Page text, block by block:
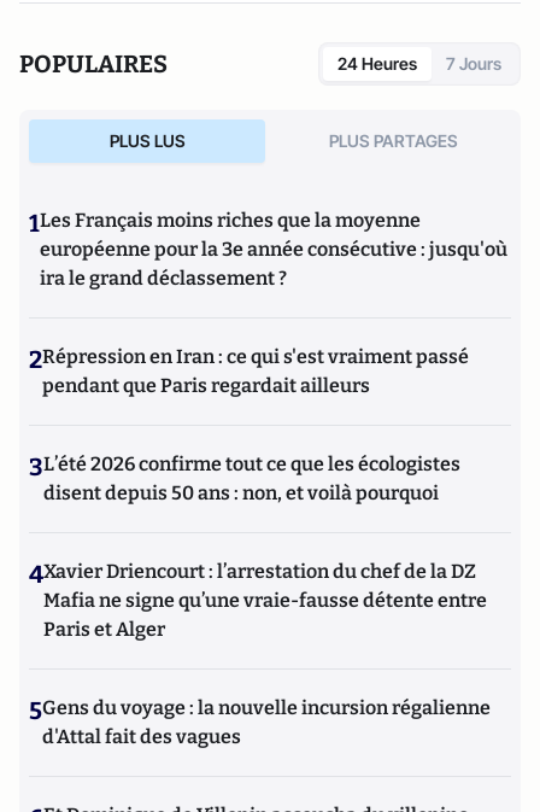
POPULAIRES 24 Heures 7 Jours
PLUS LUS PLUS PARTAGES
1Les Français moins riches que la moyenne
européenne pour la 3e année consécutive : jusqu'où
ira le grand déclassement ?
2Répression en Iran : ce qui s'est vraiment passé
pendant que Paris regardait ailleurs
3L’été 2026 confirme tout ce que les écologistes
disent depuis 50 ans : non, et voilà pourquoi
4Xavier Driencourt : l’arrestation du chef de la DZ
Mafia ne signe qu’une vraie-fausse détente entre
Paris et Alger
5Gens du voyage : la nouvelle incursion régalienne
d'Attal fait des vagues